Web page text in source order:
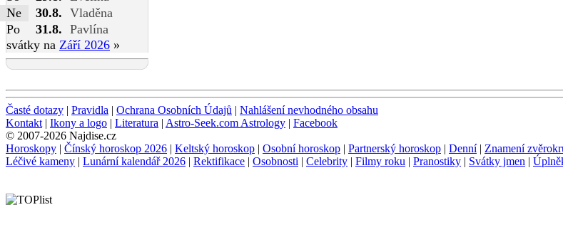
Ne
30.8. Vladěna
Po
31.8. Pavlína
svátky na Září 2026 »
Časté dotazy | Pravidla | Ochrana Osobních Údajů | Nahlášení nevhodného obsahu
Kontakt | Ikony a logo | Literatura | Astro-Seek.com Astrology | Facebook
© 2007-2026 Najdise.cz
Horoskopy | Čínský horoskop 2026 | Keltský horoskop | Osobní horoskop | Partnerský horoskop | Denní| Znamení
Léčivé kameny | Lunární kalendář 2026 | Rektifikace | Osobnosti | Celebrity | Filmy roku | Pranostiky | Svátky jmen |